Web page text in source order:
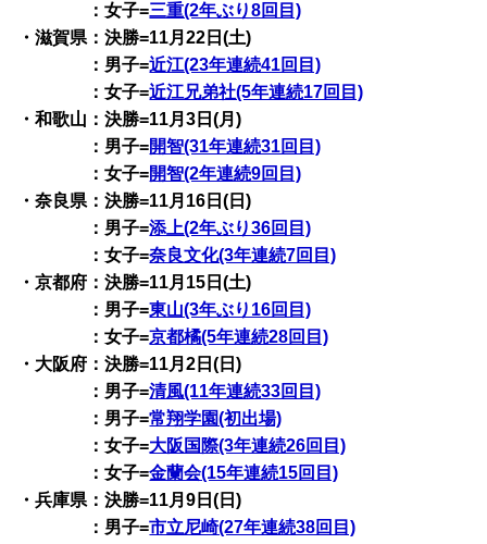
：女子=三重(2年ぶり8回目)
・滋賀県：決勝=11月22日(土)
：男子=近江(23年連続41回目)
：女子=近江兄弟社(5年連続17回目)
・和歌山：決勝=11月3日(月)
：男子=開智(31年連続31回目)
：女子=開智(2年連続9回目)
・奈良県：決勝=11月16日(日)
：男子=添上(2年ぶり36回目)
：女子=奈良文化(3年連続7回目)
・京都府：決勝=11月15日(土)
：男子=東山(3年ぶり16回目)
：女子=京都橘(5年連続28回目)
・大阪府：決勝=11月2日(日)
：男子=清風(11年連続33回目)
：男子=常翔学園(初出場)
：女子=大阪国際(3年連続26回目)
：女子=金蘭会(15年連続15回目)
・兵庫県：決勝=11月9日(日)
：男子=市立尼崎(27年連続38回目)